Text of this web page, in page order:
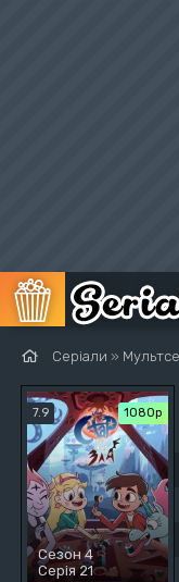
Серіали »
7.9 1080p
Сезон 4
Серія 21